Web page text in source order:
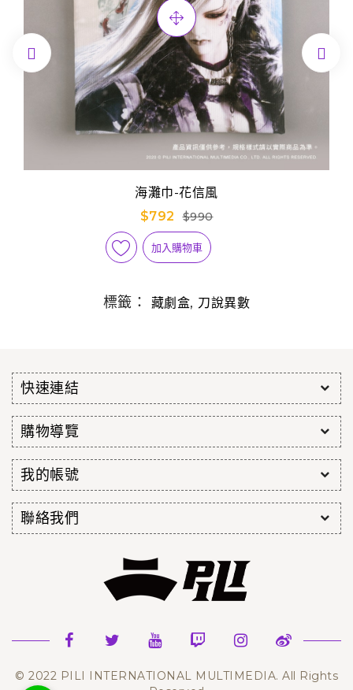
海灘巾-花信風
$792
$990
加入購物車
 
標籤： 藏劇盒, 刀說異數
快速連結
購物導覽
我的帳號
聯絡我們
© 2022 PILI INTERNATIONAL MULTIMEDIA. All Rights